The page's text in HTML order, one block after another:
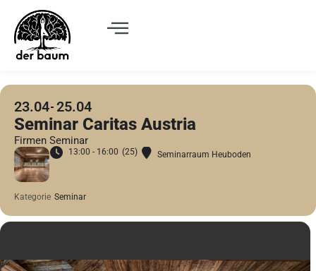
23.04 25.04
Seminar Caritas Austria
Firmen Seminar
13:00 - 16:00 (25) Seminarraum Heuboden
Kategorie Seminar